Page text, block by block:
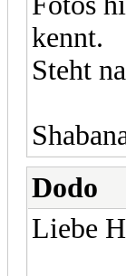
kennt.
Steht
Dodo
Liebe